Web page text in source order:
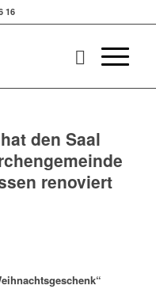
16
den Saal
renoviert